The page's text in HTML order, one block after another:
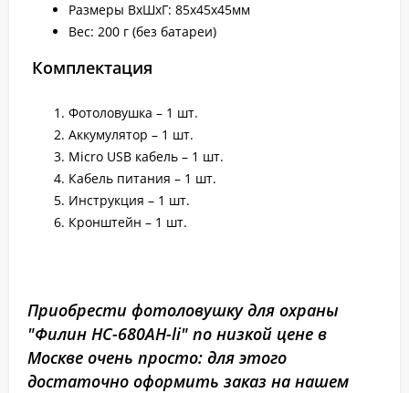
Размеры ВхШхГ: 85х45х45мм
Вес: 200 г (без батареи)
Комплектация
Фотоловушка – 1 шт.
Аккумулятор – 1 шт.
Micro USB кабель – 1 шт.
Кабель питания – 1 шт.
Инструкция – 1 шт.
Кронштейн – 1 шт.
Приобрести фотоловушку для охраны
"Филин HC-680AH-li" по низкой цене в
Москве очень просто: для этого
достаточно оформить заказ на нашем